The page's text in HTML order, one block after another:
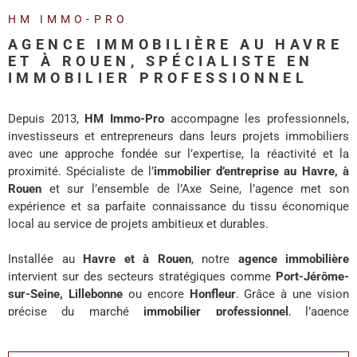
BLOG
HM IMMO-PRO
AGENCE IMMOBILIÈRE AU HAVRE
ET À ROUEN, SPÉCIALISTE EN
IMMOBILIER PROFESSIONNEL
Depuis 2013, HM Immo-Pro accompagne les professionnels,
investisseurs et entrepreneurs dans leurs projets immobiliers
avec une approche fondée sur l’expertise, la réactivité et la
proximité. Spécialiste de l’immobilier d’entreprise au Havre, à
Rouen et sur l’ensemble de l’Axe Seine, l’agence met son
expérience et sa parfaite connaissance du tissu économique
local au service de projets ambitieux et durables.
Installée au Havre et à Rouen, notre agence immobilière
intervient sur des secteurs stratégiques comme Port-Jérôme-
sur-Seine, Lillebonneou encore Honfleur. Grâce à une vision
précise du marché immobilier professionnel , l’agence